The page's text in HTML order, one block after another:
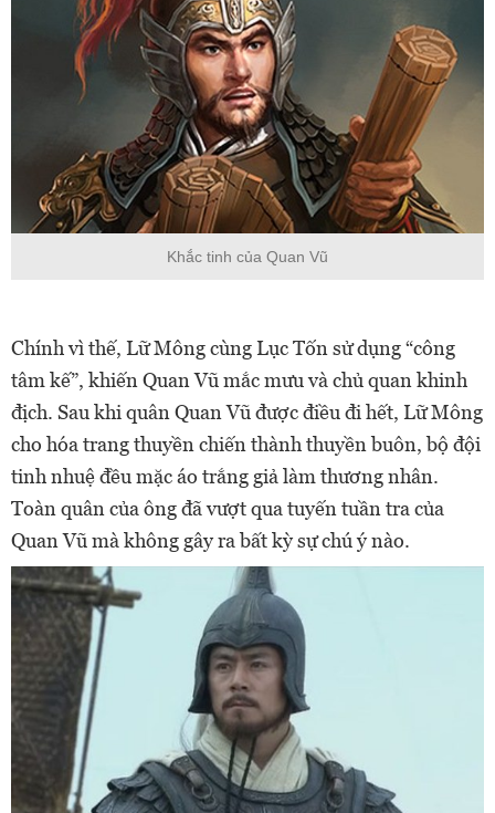
Khắc tinh của Quan Vũ
Chính vì thế, Lữ Mông cùng Lục Tốn sử dụng “công
tâm kế”, khiến Quan Vũ mắc mưu và chủ quan khinh
địch. Sau khi quân Quan Vũ được điều đi hết, Lữ Mông
cho hóa trang thuyền chiến thành thuyền buôn, bộ đội
tinh nhuệ đều mặc áo trắng giả làm thương nhân.
Toàn quân của ông đã vượt qua tuyến tuần tra của
Quan Vũ mà không gây ra bất kỳ sự chú ý nào.